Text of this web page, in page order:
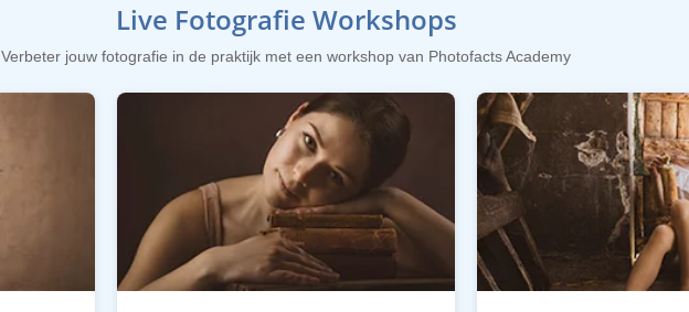
Live Fotografie Workshops
Verbeter jouw fotografie in de praktijk met een workshop van Photofacts Academy